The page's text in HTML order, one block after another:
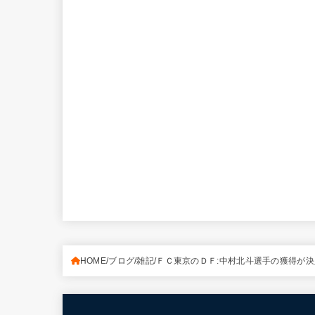
HOME ブログ 雑記 ＦＣ東京のＤＦ:中村北斗選手の獲得が決